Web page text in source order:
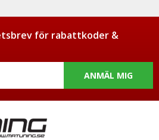
för rabattkoder &
ANMÄL MIG